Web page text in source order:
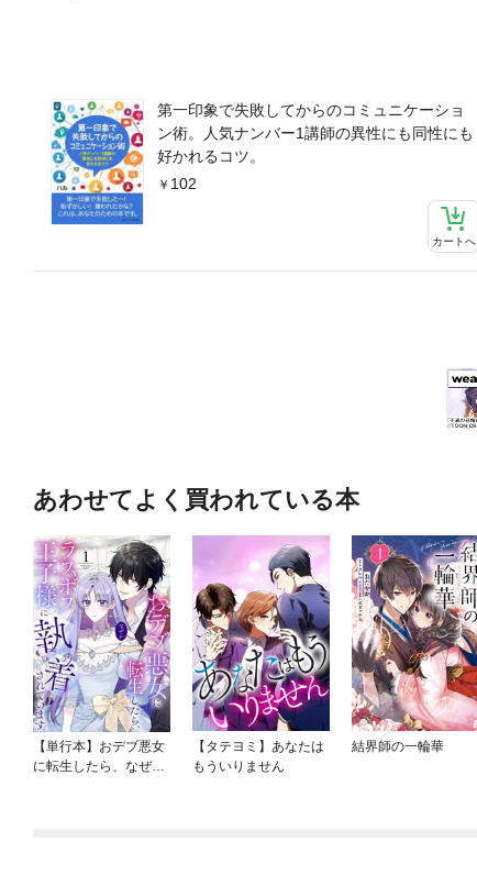
第一印象で失敗してからのコミュニケーショ
ン術。人気ナンバー1講師の異性にも同性にも
好かれるコツ。
102
カートへ
あわせてよく買われている本
【単行本】おデブ悪女
に転生したら、なぜか
【タテヨミ】あなたは
もういりません
結界師の一輪華